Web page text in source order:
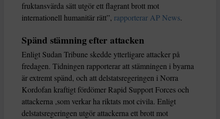
fruktansvärda sätt utgör ett flagrant brott mot
internationell humanitär rätt”, rapporterar AP News.
Spänd stämning efter attacken
Enligt Sudan Tribune skedde ytterligare attacker på
fredagen. Tidningen rapporterar att stämningen i byarna
är extremt spänd, och att delstatsregeringen i Norra
Kordofan kraftigt fördömer Rapid Support Forces och
attackerna ,som verkar ha riktats mot civila. Enligt
delstatsregeringen utgör attackerna ett brott mot